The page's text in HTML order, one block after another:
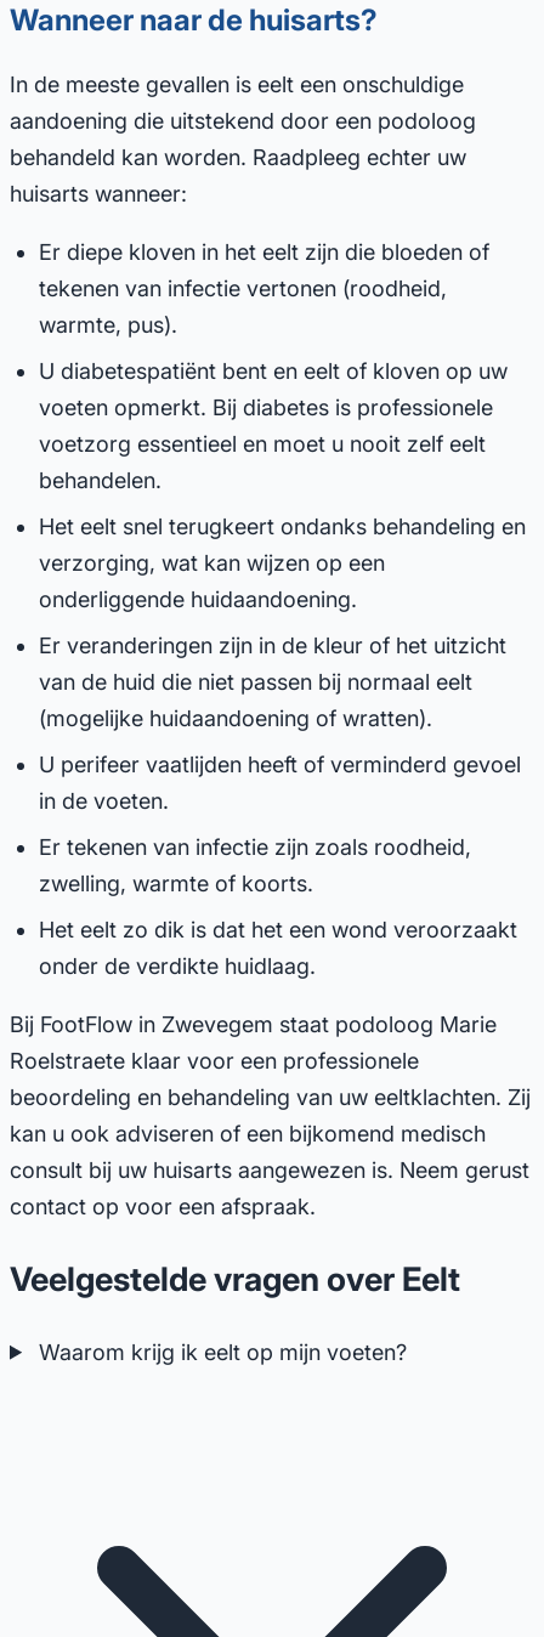
Wanneer naar de huisarts?
In de meeste gevallen is eelt een onschuldige
aandoening die uitstekend door een podoloog
behandeld kan worden. Raadpleeg echter uw
huisarts wanneer:
Er diepe kloven in het eelt zijn die bloeden of
tekenen van infectie vertonen (roodheid,
warmte, pus).
U diabetespatiënt bent en eelt of kloven op uw
voeten opmerkt. Bij diabetes is professionele
voetzorg essentieel en moet u nooit zelf eelt
behandelen.
Het eelt snel terugkeert ondanks behandeling en
verzorging, wat kan wijzen op een
onderliggende huidaandoening.
Er veranderingen zijn in de kleur of het uitzicht
van de huid die niet passen bij normaal eelt
(mogelijke huidaandoening of wratten).
U perifeer vaatlijden heeft of verminderd gevoel
in de voeten.
Er tekenen van infectie zijn zoals roodheid,
zwelling, warmte of koorts.
Het eelt zo dik is dat het een wond veroorzaakt
onder de verdikte huidlaag.
Bij FootFlow in Zwevegem staat podoloog Marie
Roelstraete klaar voor een professionele
beoordeling en behandeling van uw eeltklachten. Zij
kan u ook adviseren of een bijkomend medisch
consult bij uw huisarts aangewezen is. Neem gerust
contact op voor een afspraak.
Veelgestelde vragen over Eelt
Waarom krijg ik eelt op mijn voeten?